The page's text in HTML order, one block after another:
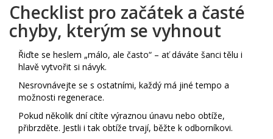
Checklist pro začátek a časté
chyby, kterým se vyhnout
Řiďte se heslem „málo, ale často“ – ať dáváte šanci tělu i
hlavě vytvořit si návyk.
Nesrovnávejte se s ostatními, každý má jiné tempo a
možnosti regenerace.
Pokud několik dní cítíte výraznou únavu nebo obtíže,
přibrzděte. Jestli i tak obtíže trvají, běžte k odborníkovi.